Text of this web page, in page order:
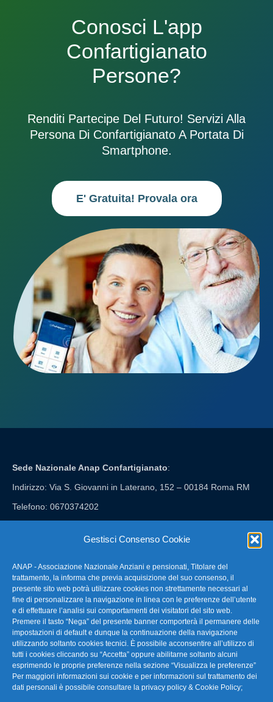
Gestisci Consenso Cookie
ANAP - Associazione Nazionale Anziani e pensionati, Titolare del
trattamento, la informa che previa acquisizione del suo consenso, il
presente sito web potrà utilizzare cookies non strettamente necessari al
fine di personalizzare la navigazione in linea con le preferenze dell’utente
e di effettuare l’analisi sui comportamenti dei visitatori del sito web.
Premere il tasto “Nega” del presente banner comporterà il permanere delle
impostazioni di default e dunque la continuazione della navigazione
utilizzando soltanto cookies tecnici. È possibile acconsentire all’utilizzo di
tutti i cookies cliccando su “Accetta” oppure abilitarne soltanto alcuni
esprimendo le proprie preferenze nella sezione “Visualizza le preferenze”
Per maggiori informazioni sui cookie e per informazioni sul trattamento dei
dati personali è possibile consultare la privacy policy & Cookie Policy;
Conosci L'app
Confartigianato
Persone?
Renditi Partecipe Del Futuro! Servizi Alla
Persona Di Confartigianato A Portata Di
Smartphone.
E' Gratuita! Provala ora
Sede Nazionale Anap Confartigianato:
Indirizzo: Via S. Giovanni in Laterano, 152 – 00184 Roma RM
Telefono: 0670374202
FAQ – Domande Frequenti
La nostra Newsletter
Link Utili
TG Confartigianato
Privacy & Cookie Policy